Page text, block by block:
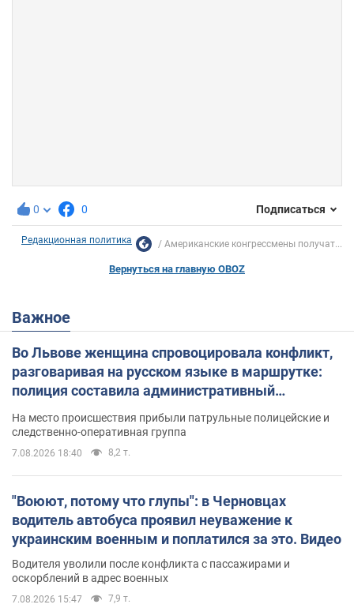
0 0 Подписаться
Редакционная политика Американские конгрессмены получат...
Вернуться на главную OBOZ
Важное
Во Львове женщина спровоцировала конфликт,
разговаривая на русском языке в маршрутке:
полиция составила административный
На место происшествия прибыли патрульные полицейские и
следственно-оперативная группа
7.08.2026 18:40 8,2 т.
"Воюют, потому что глупы": в Черновцах
водитель автобуса проявил неуважение к
украинским военным и поплатился за это. Видео
Водителя уволили после конфликта с пассажирами и
оскорблений в адрес военных
7.08.2026 15:47 7,9 т.